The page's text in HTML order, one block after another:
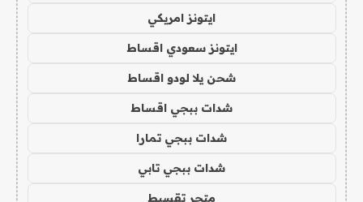
ايتونز امريكي
ايتونز سعودي اقساط
شحن يلا لودو اقساط
شدات ببجي اقساط
شدات ببجي تمارا
شدات ببجي تابي
متجر تقسيط